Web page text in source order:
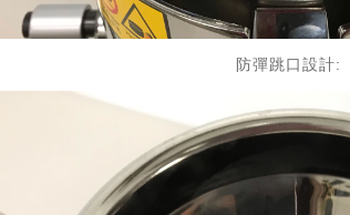
防彈跳口設計: